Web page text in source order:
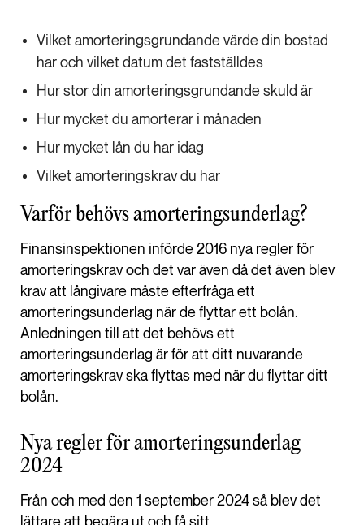
Vilket amorteringsgrundande värde din bostad
har och vilket datum det fastställdes
Hur stor din amorteringsgrundande skuld är
Hur mycket du amorterar i månaden
Hur mycket lån du har idag
Vilket amorteringskrav du har
Varför behövs amorteringsunderlag?
Finansinspektionen införde 2016 nya regler för
amorteringskrav och det var även då det även blev
krav att långivare måste efterfråga ett
amorteringsunderlag när de flyttar ett bolån.
Anledningen till att det behövs ett
amorteringsunderlag är för att ditt nuvarande
amorteringskrav ska flyttas med när du flyttar ditt
bolån.
Nya regler för amorteringsunderlag
2024
Från och med den 1 september 2024 så blev det
lättare att begära ut och få sitt